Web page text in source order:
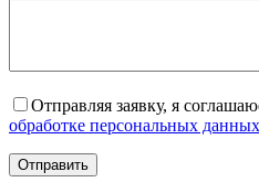
Отправляя заявку, я
обработке персональных данных